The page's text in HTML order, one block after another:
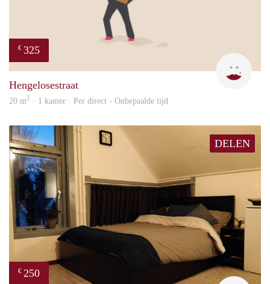
€ 325
Hengelosestraat
20 m2 · 1 kamer · Per direct - Onbepaalde tijd
DELEN
€ 250